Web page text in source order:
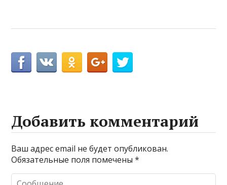
Добавить комментарий
Ваш адрес email не будет опубликован.
Обязательные поля помечены*